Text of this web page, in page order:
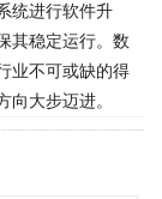
统进行软件升
其稳定运行。数
业不可或缺的得
大步迈进。